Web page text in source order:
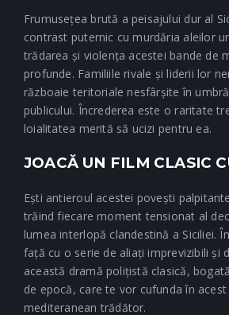
Frumusețea brută a peisajului dur al
contrast puternic cu murdăria aleilor
trădarea și violența acestei bande de
profunde. Familiile rivale și liderii lor
războaie teritoriale nesfârșite în
publicului. Încrederea este o raritate
loialitatea merită să ucizi pentru ea.
JOACĂ UN FILM CLASIC
Ești antieroul acestei povești
trăind fiecare moment tensionat al
lumea interlopă clandestină a Siciliei.
față cu o serie de aliați imprevizibili și
această dramă polițistă clasică,
de epocă, care te vor cufunda în
mediteranean trădător.